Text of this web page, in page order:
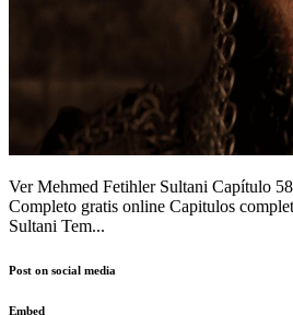
Ver Mehmed Fetihler Sultani Capítulo
Completo gratis online Capitulos
Sultani Tem...
Post on social media
Embed